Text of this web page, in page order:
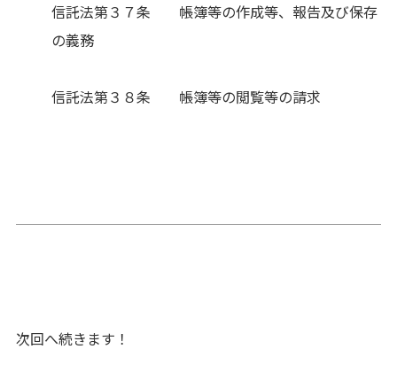
信託法第３７条 帳簿等の作成等、報告及び保存
の義務
信託法第３８条 帳簿等の閲覧等の請求
次回へ続きます！